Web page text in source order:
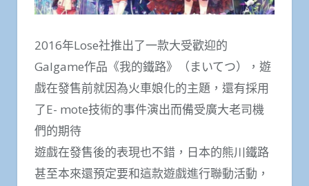
2016年Lose社推出了一款大受歡迎的
Galgame作品《我的鐵路》（まいてつ），遊
戲在發售前就因為火車娘化的主題，還有採用
了E- mote技術的事件演出而備受廣大老司機
們的期待
遊戲在發售後的表現也不錯，日本的熊川鐵路
甚至本來還預定要和這款遊戲進行聯動活動，